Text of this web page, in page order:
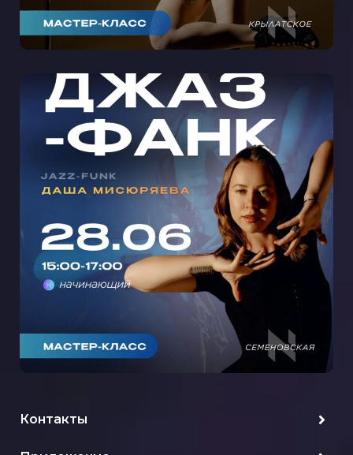
МАСТЕР-КЛАСС ДЖАЗ-ФАНК С
ДАШЕЙ МИСЮРЯЕВОЙ НА
СЕМЕНОВСКОЙ
Контакты